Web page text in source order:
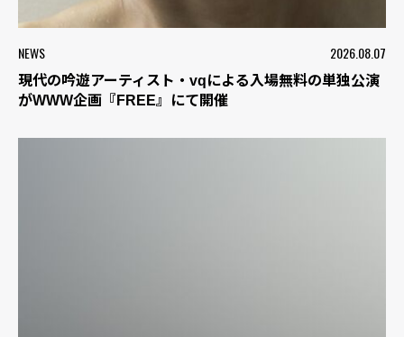
NEWS 2026.08.07
現代の吟遊アーティスト・vqによる入場無料の単独公演
がWWW企画『FREE』にて開催